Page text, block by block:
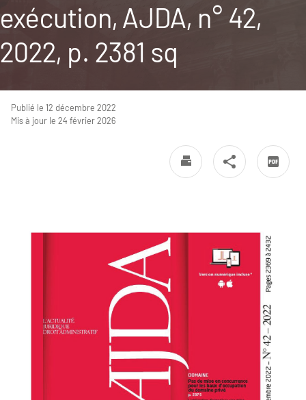
exécution, AJDA, n° 42,
2022, p. 2381 sq
Publié le 12 décembre 2022
Mis à jour le 24 février 2026